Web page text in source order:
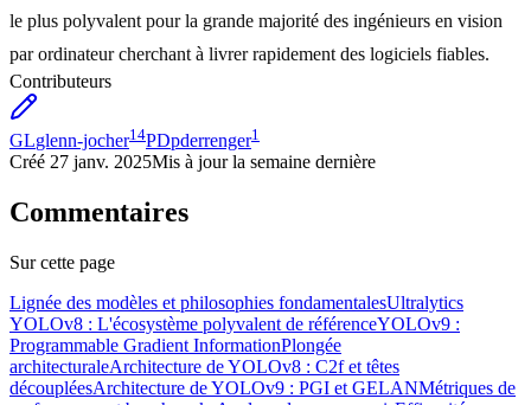
le plus polyvalent pour la grande majorité des ingénieurs en vision
par ordinateur cherchant à livrer rapidement des logiciels fiables.
Contributeurs
GLglenn-jocher14PDpderrenger1
Créé 27 janv. 2025Mis à jour la semaine dernière
Commentaires
Sur cette page
Lignée des modèles et philosophies fondamentalesUltralytics
YOLOv8 : L'écosystème polyvalent de référenceYOLOv9 :
Programmable Gradient InformationPlongée
architecturaleArchitecture de YOLOv8 : C2f et têtes
découpléesArchitecture de YOLOv9 : PGI et GELANMétriques de